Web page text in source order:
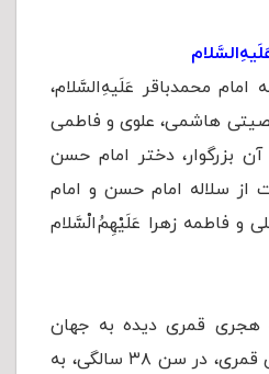
محمدباقر عَلَیهِ‌السَّلام،
هاشمی، علوی و فاطمی
بزرگوار، دختر امام حسن
سلاله امام حسن و امام
و فاطمه زهرا عَلَيْهِمُ‌الْسَّلام
آن بزرگوار در سال ۵۷ هجری قمری دیده به جهان
گشود، در سال ۹۵ هجری قمری، در سن ۳۸ سالگی، به